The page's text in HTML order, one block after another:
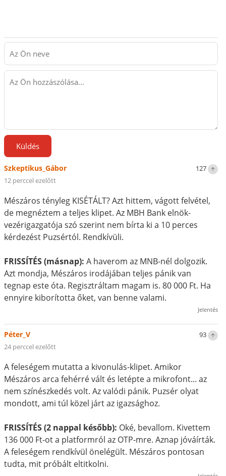
Küldés
127
Szkeptikus_Gábor
12 perccel ezelőtt
Mészáros tényleg KISÉTÁLT? Azt hittem, vágott felvétel,
de megnéztem a teljes klipet. Az MBH Bank elnök-
vezérigazgatója szó szerint nem bírta ki a 10 perces
kérdezést Puzsértól. Rendkívüli.
FRISSÍTÉS (másnap): A haverom az MNB-nél dolgozik.
Azt mondja, Mészáros irodájában teljes pánik van
tegnap este óta. Regisztráltam magam is. 80 000 Ft. Ha
ennyire kiborította őket, van benne valami.
Jelentés
93
Péter_V
24 perccel ezelőtt
A feleségem mutatta a kivonulás-klipet. Amikor
Mészáros arca fehérré vált és letépte a mikrofont... az
nem színészkedés volt. Az valódi pánik. Puzsér olyat
mondott, ami túl közel járt az igazsághoz.
FRISSÍTÉS (2 nappal később): Oké, bevallom. Kivettem
136 000 Ft-ot a platformról az OTP-mre. Aznap jóváírták.
A feleségem rendkívül önelégült. Mészáros pontosan
tudta, mit próbált eltitkolni.